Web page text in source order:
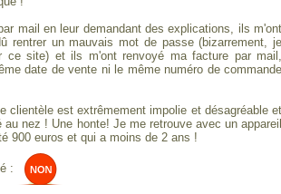
mail en leur demandant des explications, ils m'ont
rentrer un mauvais mot de passe (bizarrement, je
ce site) et ils m'ont renvoyé ma facture par mail,
date de vente ni le même numéro de commande
clientèle est extrêmement impolie et désagréable et
au nez ! Une honte! Je me retrouve avec un appareil
900 euros et qui a moins de 2 ans !
: